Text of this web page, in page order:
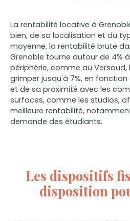
La rentabilité locative à
bien, de sa localisation et du
moyenne, la rentabilité brute
Grenoble tourne autour de 4% à
périphérie, comme au
grimper jusqu'à 7%, en
et de sa proximité avec les
surfaces, comme les studios,
meilleure rentabilité,
demande des étudiants.
Les dispositifs
disposition